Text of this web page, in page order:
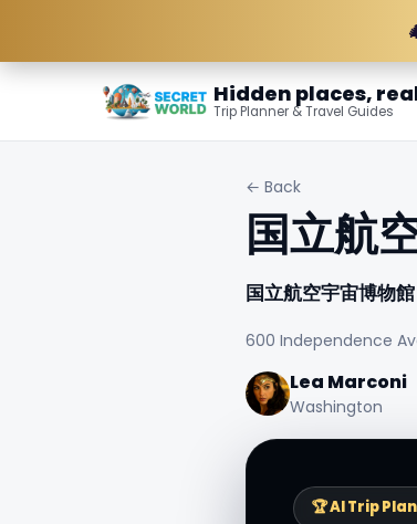
Hidden places,
Trip Planner & Travel Guides
← Back
国立航
国立航空宇宙博物館
600 Independence
Lea Marconi
Washington
🏆 AI Trip